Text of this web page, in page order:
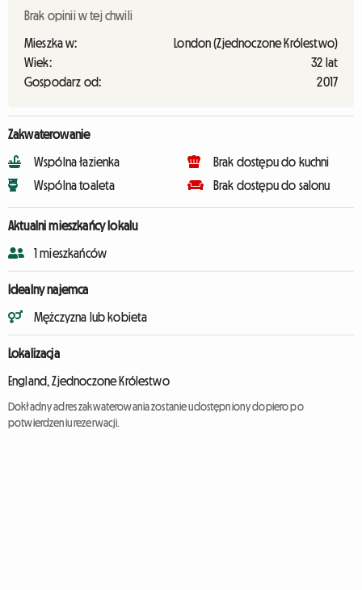
Brak opinii w tej chwili
Mieszka w:
London (Zjednoczone Królestwo)
Wiek:
32 lat
Gospodarz od:
2017
Zakwaterowanie
Wspólna łazienka
Wspólna toaleta
Brak dostępu do kuchni
Brak dostępu do salonu
Aktualni mieszkańcy lokalu
1 mieszkańców
Idealny najemca
Mężczyzna lub kobieta
Lokalizacja
England, Zjednoczone Królestwo
Dokładny adres zakwaterowania zostanie udostępniony dopiero po
potwierdzeniu rezerwacji.